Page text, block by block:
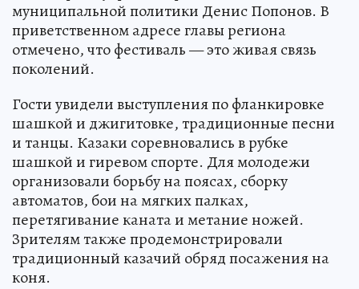
муниципальной политики Денис Попонов. В
приветственном адресе главы региона
отмечено, что фестиваль — это живая связь
поколений.
Гости увидели выступления по фланкировке
шашкой и джигитовке, традиционные песни
и танцы. Казаки соревновались в рубке
шашкой и гиревом спорте. Для молодежи
организовали борьбу на поясах, сборку
автоматов, бои на мягких палках,
перетягивание каната и метание ножей.
Зрителям также продемонстрировали
традиционный казачий обряд посажения на
коня.